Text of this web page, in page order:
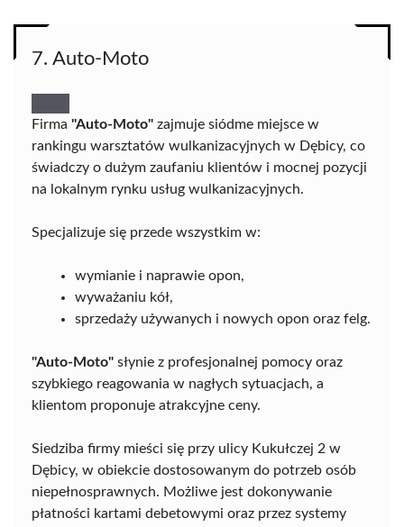
7. Auto-Moto
Firma "Auto-Moto" zajmuje siódme miejsce w
rankingu warsztatów wulkanizacyjnych w Dębicy, co
świadczy o dużym zaufaniu klientów i mocnej pozycji
na lokalnym rynku usług wulkanizacyjnych.
Specjalizuje się przede wszystkim w:
wymianie i naprawie opon,
wyważaniu kół,
sprzedaży używanych i nowych opon oraz felg.
"Auto-Moto" słynie z profesjonalnej pomocy oraz
szybkiego reagowania w nagłych sytuacjach, a
klientom proponuje atrakcyjne ceny.
Siedziba firmy mieści się przy ulicy Kukułczej 2 w
Dębicy, w obiekcie dostosowanym do potrzeb osób
niepełnosprawnych. Możliwe jest dokonywanie
płatności kartami debetowymi oraz przez systemy